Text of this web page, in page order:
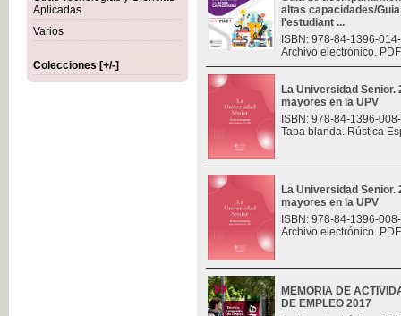
Aplicadas
Varios
Colecciones [+/-]
altas capacidades/
l'estudiant ...
ISBN: 978-84-1396-
Archivo electrónico.
La Universidad
mayores en la UPV
ISBN: 978-84-1396-
Tapa blanda. Rústica
La Universidad
mayores en la UPV
ISBN: 978-84-1396-
Archivo electrónico.
MEMORIA DE
DE EMPLEO 2017